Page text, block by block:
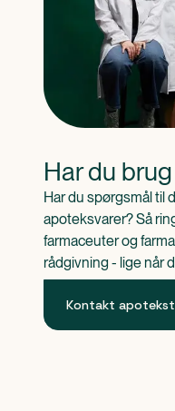
Har du
Har du spørgsmål til
apoteksvarer? Så
farmaceuter og
rådgivning - lige når
Kontakt